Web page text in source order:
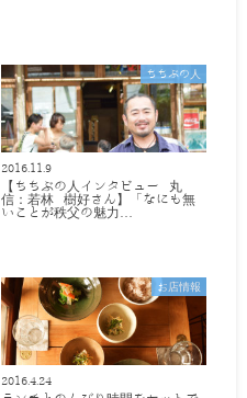
ちちぶの人
2016.11.9
【ちちぶの人インタビュー 丸
信：若林 樹好さん】「なにも無
いことが秩父の魅力…
お店情報
2016.4.24